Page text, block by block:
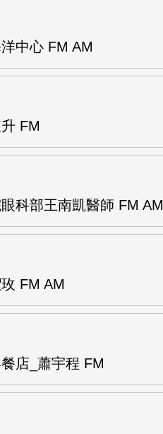
中心 FM AM
FM
科部王南凱醫師 FM AM
FM AM
店_蕭宇程 FM